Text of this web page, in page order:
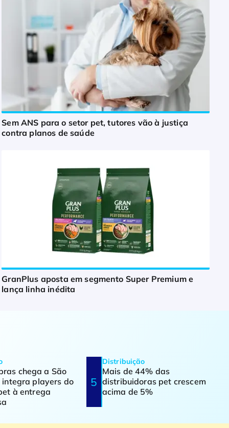
Sem ANS para o setor pet, tutores vão à justiça
contra planos de saúde
GranPlus aposta em segmento Super Premium e
lança linha inédita
chega a São
integra players do
à entrega
Distribuição
Mais de 44% das
distribuidoras pet crescem
acima de 5%